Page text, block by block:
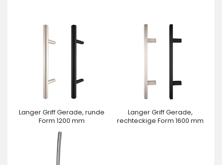
Langer Griff Gerade, runde
Form 1200 mm
Langer Griff Gerade,
rechteckige Form 1600 mm